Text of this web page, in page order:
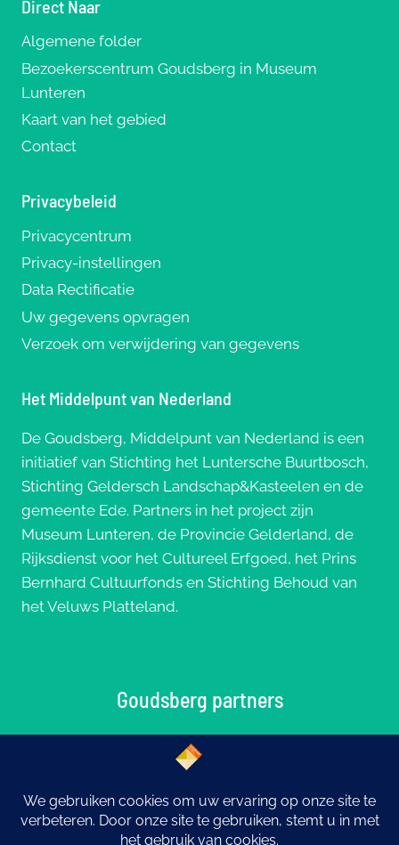
Direct Naar
Algemene folder
Bezoekerscentrum Goudsberg in Museum
Lunteren
Kaart van het gebied
Contact
Privacybeleid
Privacycentrum
Privacy-instellingen
Data Rectificatie
Uw gegevens opvragen
Verzoek om verwijdering van gegevens
Het Middelpunt van Nederland
De Goudsberg, Middelpunt van Nederland is een
initiatief van Stichting het Luntersche Buurtbosch,
Stichting Geldersch Landschap&Kasteelen en de
gemeente Ede. Partners in het project zijn
Museum Lunteren, de Provincie Gelderland, de
Rijksdienst voor het Cultureel Erfgoed, het Prins
Bernhard Cultuurfonds en Stichting Behoud van
het Veluws Platteland.
Goudsberg partners